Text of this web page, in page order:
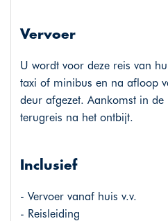
Vervoer
U wordt voor deze reis van
taxi of minibus en na afloop
deur afgezet. Aankomst in
terugreis na het ontbijt.
Inclusief
- Vervoer vanaf huis v.v.
- Reisleiding